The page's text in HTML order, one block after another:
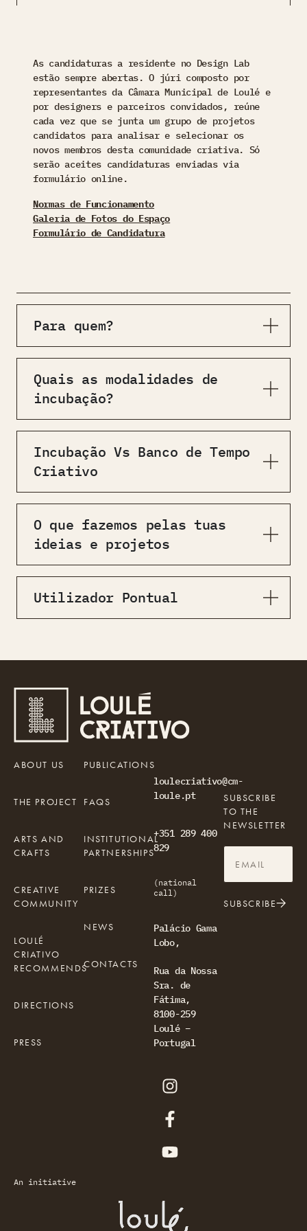
As candidaturas a residente no Design Lab
estão sempre abertas. O júri composto por
representantes da Câmara Municipal de Loulé e
por designers e parceiros convidados, reúne
cada vez que se junta um grupo de projetos
candidatos para analisar e selecionar os
novos membros desta comunidade criativa. Só
serão aceites candidaturas enviadas via
formulário online.
Normas de Funcionamento
Galeria de Fotos do Espaço
Formulário de Candidatura
Para quem?
Quais as modalidades de
incubação?
Incubação Vs Banco de Tempo
Criativo
O que fazemos pelas tuas
ideias e projetos
Utilizador Pontual
loulecriativo@cm-
loule.pt
+351 289 400
829
(national
call)
Palácio Gama
Lobo,
Rua da Nossa
Sra. de
Fátima,
8100-259
Loulé –
Portugal
ABOUT US
THE PROJECT
ARTS AND
CRAFTS
CREATIVE
COMMUNITY
LOULÉ
CRIATIVO
RECOMMENDS
DIRECTIONS
PRESS
PUBLICATIONS
FAQS
INSTITUTIONAL
PARTNERSHIPS
PRIZES
NEWS
CONTACTS
SUBSCRIBE
TO THE
NEWSLETTER
SUBSCRIBE
An initiative